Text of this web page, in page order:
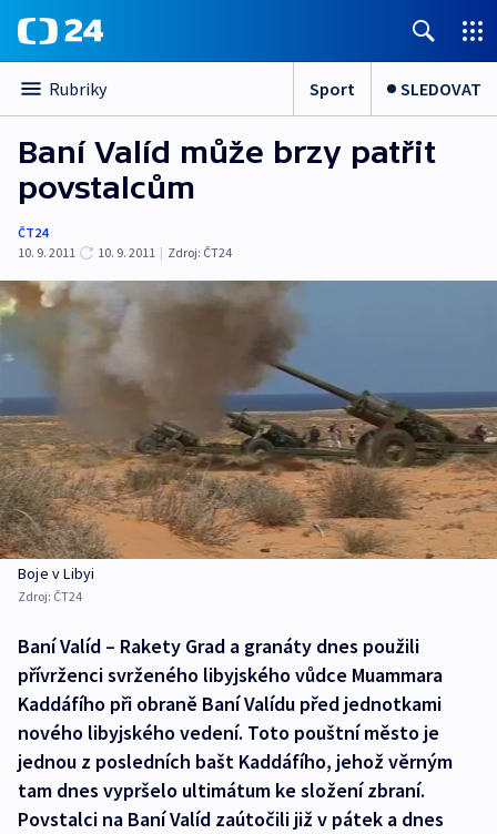
Rubriky Sport SLEDOVAT
Baní Valíd může brzy patřit
povstalcům
ČT24
10. 9. 2011
10. 9. 2011 | Zdroj: ČT24
Boje v Libyi
Zdroj: ČT24
Baní Valíd – Rakety Grad a granáty dnes použili
přívrženci svrženého libyjského vůdce Muammara
Kaddáfího při obraně Baní Valídu před jednotkami
nového libyjského vedení. Toto pouštní město je
jednou z posledních bašt Kaddáfího, jehož věrným
tam dnes vypršelo ultimátum ke složení zbraní.
Povstalci na Baní Valíd zaútočili již v pátek a dnes